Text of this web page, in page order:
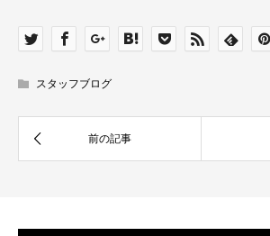
スタッフブログ